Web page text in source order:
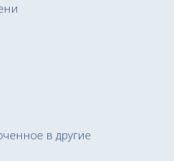
в другие